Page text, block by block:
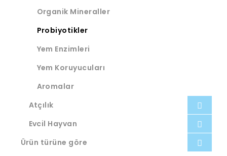
Organik Mineraller
Probiyotikler
Yem Enzimleri
Yem Koruyucuları
Aromalar
Atçılık
Evcil Hayvan
Ürün türüne göre